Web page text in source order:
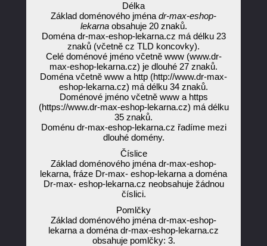
Délka
Základ doménového jména dr-max-eshop-
lekarnaobsahuje 20 znaků.
Doména dr-max-eshop-lekarna.cz má délku 23
znaků (včetně cz TLD koncovky).
Celé doménové jméno včetně www (www.dr-
max-eshop-lekarna.cz) je dlouhé 27 znaků.
Doména včetně www a http (http://www.dr-max-
eshop-lekarna.cz) má délku 34 znaků.
Doménové jméno včetně www a https
(https://www.dr-max-eshop-lekarna.cz) má délku
35 znaků.
Doménu dr-max-eshop-lekarna.cz řadíme mezi
dlouhé domény.
Číslice
Základ doménového jména dr-max-eshop-
lekarna, fráze Dr-max- eshop-lekarna a doména
Dr-max- eshop-lekarna.cz neobsahuje žádnou
číslici.
Pomlčky
Základ doménového jména dr-max-eshop-
lekarna a doména dr-max-eshop-lekarna.cz
obsahuje pomlčky: 3.